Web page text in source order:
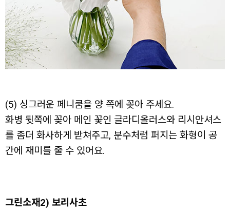
(5) 싱그러운 페니쿰을 양 쪽에 꽂아 주세요.
화병 뒷쪽에 꽂아 메인 꽃인 글라디올러스와 리시안셔스
를 좀더 화사하게 받쳐주고, 분수처럼 퍼지는 화형이 공
간에 재미를 줄 수 있어요.
그린소재2) 보리사초